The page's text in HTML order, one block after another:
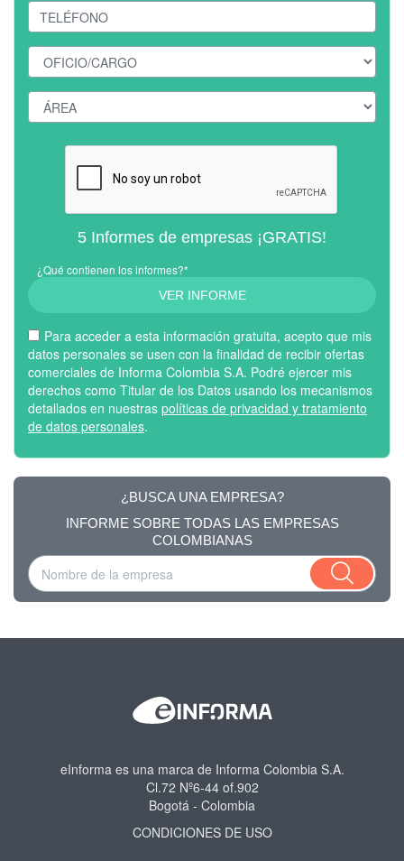
5 Informes de empresas ¡GRATIS!
¿Qué contienen los informes?*
VER INFORME
Para acceder a esta información gratuita, acepto que mis
datos personales se usen con la finalidad de recibir ofertas
comerciales de Informa Colombia S.A. Podré ejercer mis
derechos como Titular de los Datos usando los mecanismos
detallados en nuestras políticas de privacidad y tratamiento
de datos personales.
¿BUSCA UNA EMPRESA?
INFORME SOBRE TODAS LAS EMPRESAS
COLOMBIANAS
eInforma es una marca de Informa Colombia S.A.
Cl.72 Nº6-44 of.902
Bogotá - Colombia
CONDICIONES DE USO